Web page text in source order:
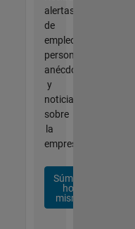
alertas
de
empleo
personalizadas,
anécdotas
y
noticias
sobre
la
empresa.
Súmese
hoy
mismo